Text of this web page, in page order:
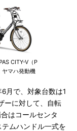
CITY-V（P
ヤマハ発動機
月で、対象台数は1
ーに対して、自転
はコールセンタ
ムハンドル一式を